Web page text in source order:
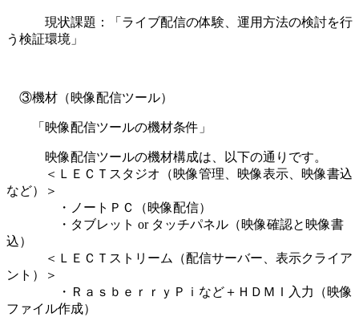
現状課題：「ライブ配信の体験、運用方法の検討を行
う検証環境」
③機材（映像配信ツール）
「映像配信ツールの機材条件」
映像配信ツールの機材構成は、以下の通りです。
＜ＬＥＣＴスタジオ（映像管理、映像表示、映像書込
など）＞
・ノートＰＣ（映像配信）
・タブレット or タッチパネル（映像確認と映像書
込）
＜ＬＥＣＴストリーム（配信サーバー、表示クライア
ント）＞
・ＲａｓｂｅｒｒｙＰｉなど＋ＨＤＭＩ入力（映像
ファイル作成）